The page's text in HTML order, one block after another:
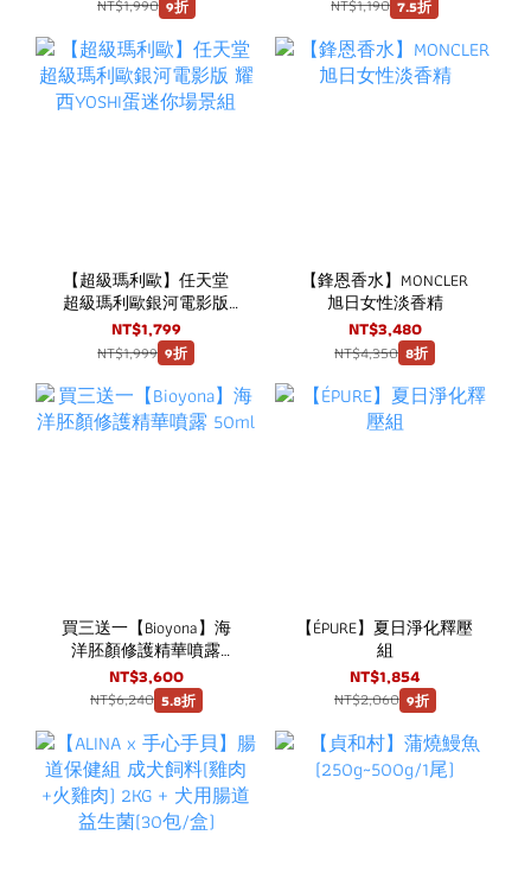
NT$1,990 9折 NT$1,190 7.5折
【超級瑪利歐】任天堂
超級瑪利歐銀河電影版
耀西YOSHI蛋迷你場景組
NT$1,799
NT$1,999 9折
【鋒恩香水】MONCLER
旭日女性淡香精
NT$3,480
NT$4,350 8折
買三送一【Bioyona】海
洋胚顏修護精華噴露
50ml
NT$3,600
NT$6,240 5.8折
【ÉPURE】夏日淨化釋壓
組
NT$1,854
NT$2,060 9折